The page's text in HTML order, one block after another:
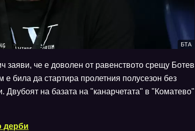
БТА
заяви, че е доволен от равенството срещу Ботев
е била да стартира пролетния полусезон без
Двубоят на базата на "канарчетата" в "Коматево"
дерби